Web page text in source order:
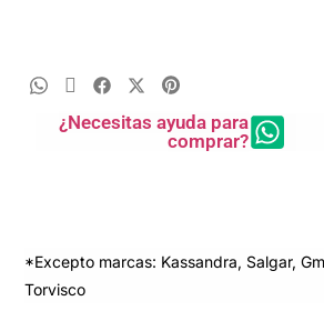
¿Necesitas ayuda para
comprar?
*Excepto marcas: Kassandra, Salgar,
Torvisco